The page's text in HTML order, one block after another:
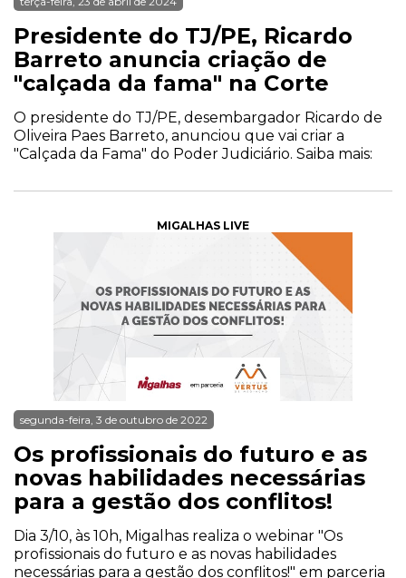
Presidente do TJ/PE, Ricardo
Barreto anuncia criação de
"calçada da fama" na Corte
O presidente do TJ/PE, desembargador Ricardo de
Oliveira Paes Barreto, anunciou que vai criar a
"Calçada da Fama" do Poder Judiciário. Saiba mais:
MIGALHAS LIVE
segunda-feira, 3 de outubro de 2022
Os profissionais do futuro e as
novas habilidades necessárias
para a gestão dos conflitos!
Dia 3/10, às 10h, Migalhas realiza o webinar "Os
profissionais do futuro e as novas habilidades
necessárias para a gestão dos conflitos!" em parceria